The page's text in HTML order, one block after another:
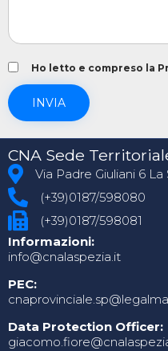
Ho letto e compreso la
CNA Sede
Via Padre Giuliani 6 La
(+39)0187/598080
(+39)0187/598081
Informazioni:
info@cnalaspezia.it
PEC:
Data Protection Officer: